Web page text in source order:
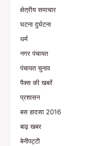
क्षेत्रीय समाचार
घटना दुर्घटना
धर्म
नगर पंचायत
पंचायत चुनाव
पैक्स की खबरें
प्रशासन
बस हादसा 2016
बाढ़ खबर
बेनीपट्टी